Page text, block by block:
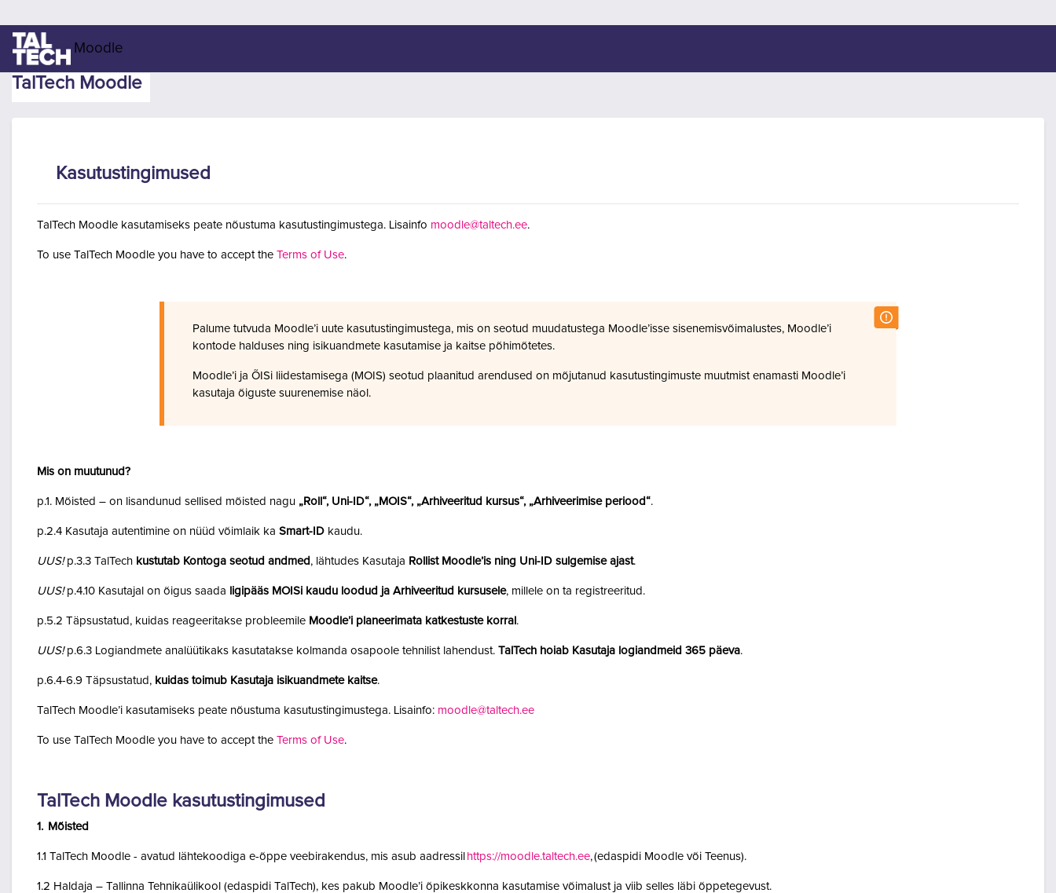
Moodle
TalTech Moodle
Kasutustingimused
TalTech Moodle kasutamiseks peate nõustuma kasutustingimustega. Lisainfo moodle@taltech.ee.
To use TalTech Moodle you have to accept the Terms of Use.
Palume tutvuda Moodle’i uute kasutustingimustega, mis on seotud muudatustega Moodle’isse sisenemisvõimalustes, Moodle’i
kontode halduses ning isikuandmete kasutamise ja kaitse põhimõtetes.
Moodle’i ja ÕISi liidestamisega (MOIS) seotud plaanitud arendused on mõjutanud kasutustingimuste muutmist enamasti Moodle’i
kasutaja õiguste suurenemise näol.
Mis on muutunud?
p.1. Mõisted – on lisandunud sellised mõisted nagu „Roll“, Uni-ID“, „MOIS“, „Arhiveeritud kursus“, „Arhiveerimise periood“.
p.2.4 Kasutaja autentimine on nüüd võimlaik ka Smart-ID kaudu.
UUS!p.3.3 TalTech kustutab Kontoga seotud andmed , lähtudes Kasutaja Rollist Moodle’is ning Uni-ID sulgemise ajast.
UUS!p.4.10 Kasutajal on õigus saada ligipääs MOISi kaudu loodud ja Arhiveeritud kursusele, millele on ta registreeritud.
p.5.2 Täpsustatud, kuidas reageeritakse probleemile Moodle’i planeerimata katkestuste korral .
UUS!p.6.3 Logiandmete analüütikaks kasutatakse kolmanda osapoole tehnilist lahendust. TalTech hoiab Kasutaja logiandmeid 365 päeva.
p.6.4-6.9 Täpsustatud, kuidas toimub Kasutaja isikuandmete kaitse.
TalTech Moodle’i kasutamiseks peate nõustuma kasutustingimustega. Lisainfo: moodle@taltech.ee
To use TalTech Moodle you have to accept the Terms of Use.
TalTech Moodle kasutustingimused
1. Mõisted
1.1 TalTech Moodle - avatud lähtekoodiga e-õppe veebirakendus, mis asub aadressil https://moodle.taltech.ee, (edaspidi Moodle või Teenus).
1.2 Haldaja – Tallinna Tehnikaülikool (edaspidi TalTech), kes pakub Moodle’i õpikeskkonna kasutamise võimalust ja viib selles läbi õppetegevust.